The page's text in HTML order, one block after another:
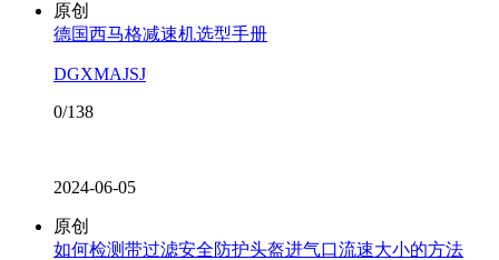
原创
德国西马格减速机选型手册
DGXMAJSJ
0/138
2024-06-05
原创
如何检测带过滤安全防护头盔进气口流速大小的方法